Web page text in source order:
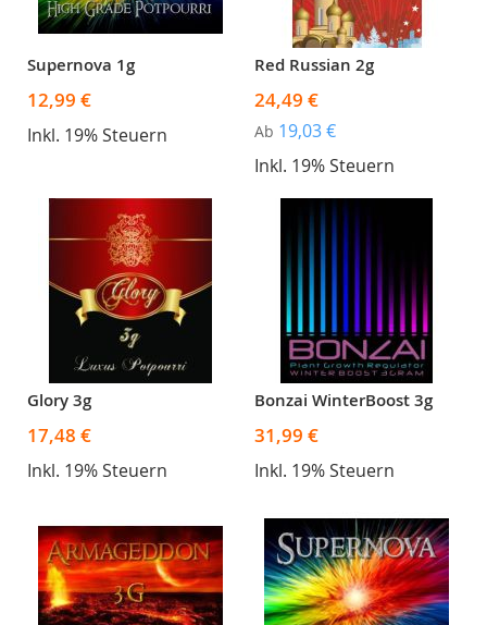
Supernova 1g
12,99 €
Inkl. 19% Steuern
Red Russian 2g
24,49 €
Ab 19,03 €
Inkl. 19% Steuern
Glory 3g
17,48 €
Inkl. 19% Steuern
Bonzai WinterBoost 3g
31,99 €
Inkl. 19% Steuern